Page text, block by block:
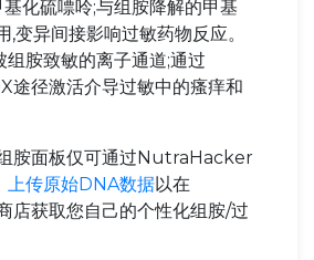
基化硫嘌呤;与组胺降解的甲基
,变异间接影响过敏药物反应。
组胺致敏的离子通道;通过
途径激活介导过敏中的瘙痒和
胺面板仅可通过NutraHacker
上传原始DNA数据以在
获取您自己的个性化组胺/过